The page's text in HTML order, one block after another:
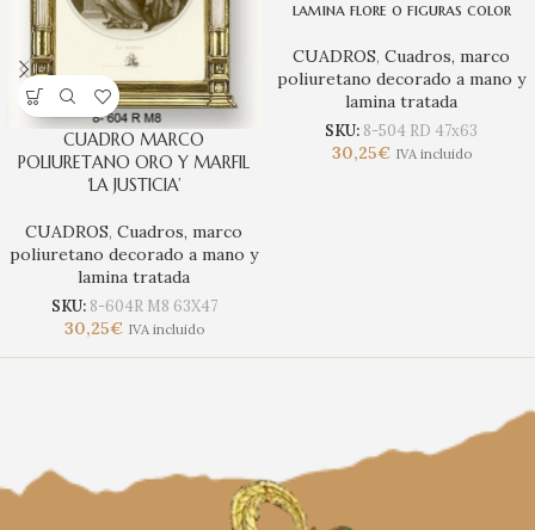
CUADRO MARCO
POLIURETANO ORO Y MARFIL
‘LA JUSTICIA’
CUADROS, Cuadros, marco
poliuretano decorado a mano y
lamina tratada
SKU: 8-604R M8 63X47
30,25€ IVA incluido
lamina flore o figuras color
CUADROS, Cuadros, marco
poliuretano decorado a mano y
lamina tratada
SKU: 8-504 RD 47x63
30,25€ IVA incluido